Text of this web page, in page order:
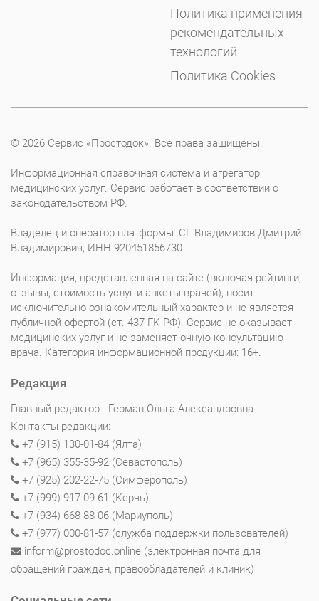
Политика применения
рекомендательных
технологий
Политика Cookies
© 2026 Сервис «Простодок». Все права защищены.
Информационная справочная система и агрегатор
медицинских услуг. Сервис работает в соответствии с
законодательством РФ.
Владелец и оператор платформы: СГ Владимиров Дмитрий
Владимирович, ИНН 920451856730.
Информация, представленная на сайте (включая рейтинги,
отзывы, стоимость услуг и анкеты врачей), носит
исключительно ознакомительный характер и не является
публичной офертой (ст. 437 ГК РФ). Сервис не оказывает
медицинских услуг и не заменяет очную консультацию
врача. Категория информационной продукции: 16+.
Редакция
Главный редактор - Герман Ольга Александровна
Контакты редакции:
+7 (915) 130-01-84 (Ялта)
+7 (965) 355-35-92 (Севастополь)
+7 (925) 202-22-75 (Симферополь)
+7 (999) 917-09-61 (Керчь)
+7 (934) 668-88-06 (Мариуполь)
+7 (977) 000-81-57 (служба поддержки пользователей)
inform@prostodoc.online (электронная почта для
обращений граждан, правообладателей и клиник)